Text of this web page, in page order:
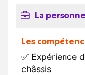
La
Les
✅ Expérience
châssis